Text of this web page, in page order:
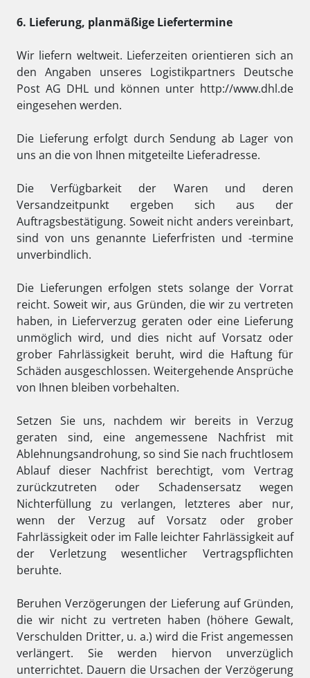
6. Lieferung, planmäßige Liefertermine
Wir liefern weltweit. Lieferzeiten orientieren sich an
den Angaben unseres Logistikpartners Deutsche
Post AG DHL und können unter http://www.dhl.de
eingesehen werden.
Die Lieferung erfolgt durch Sendung ab Lager von
uns an die von Ihnen mitgeteilte Lieferadresse.
Die Verfügbarkeit der Waren und deren
Versandzeitpunkt ergeben sich aus der
Auftragsbestätigung. Soweit nicht anders vereinbart,
sind von uns genannte Lieferfristen und -termine
unverbindlich.
Die Lieferungen erfolgen stets solange der Vorrat
reicht. Soweit wir, aus Gründen, die wir zu vertreten
haben, in Lieferverzug geraten oder eine Lieferung
unmöglich wird, und dies nicht auf Vorsatz oder
grober Fahrlässigkeit beruht, wird die Haftung für
Schäden ausgeschlossen. Weitergehende Ansprüche
von Ihnen bleiben vorbehalten.
Setzen Sie uns, nachdem wir bereits in Verzug
geraten sind, eine angemessene Nachfrist mit
Ablehnungsandrohung, so sind Sie nach fruchtlosem
Ablauf dieser Nachfrist berechtigt, vom Vertrag
zurückzutreten oder Schadensersatz wegen
Nichterfüllung zu verlangen, letzteres aber nur,
wenn der Verzug auf Vorsatz oder grober
Fahrlässigkeit oder im Falle leichter Fahrlässigkeit auf
der Verletzung wesentlicher Vertragspflichten
beruhte.
Beruhen Verzögerungen der Lieferung auf Gründen,
die wir nicht zu vertreten haben (höhere Gewalt,
Verschulden Dritter, u. a.) wird die Frist angemessen
verlängert. Sie werden hiervon unverzüglich
unterrichtet. Dauern die Ursachen der Verzögerung